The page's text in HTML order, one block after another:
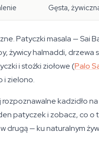
Gęsta,
Patyczki masala —
żywicy halmaddi,
i stożki ziołowe (Palo
i zielono.
kadzidło
patyczek i zobacz, co o
drugą — ku naturalnym